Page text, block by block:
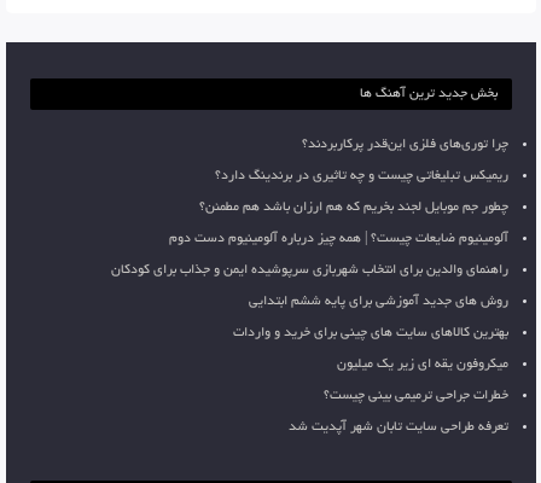
بخش جدید ترین آهنگ ها
چرا توری‌های فلزی این‌قدر پرکاربردند؟
ریمیکس تبلیغاتی چیست و چه تاثیری در برندینگ دارد؟
چطور جم موبایل لجند بخریم که هم ارزان باشد هم مطمئن؟
آلومینیوم ضایعات چیست؟ | همه چیز درباره آلومینیوم دست دوم
راهنمای والدین برای انتخاب شهربازی سرپوشیده ایمن و جذاب برای کودکان
روش های جدید آموزشی برای پایه ششم ابتدایی
بهترین کالاهای سایت های چینی برای خرید و واردات
میکروفون یقه ای زیر یک میلیون
خطرات جراحی ترمیمی بینی چیست؟
تعرفه طراحی سایت تابان شهر آپدیت شد